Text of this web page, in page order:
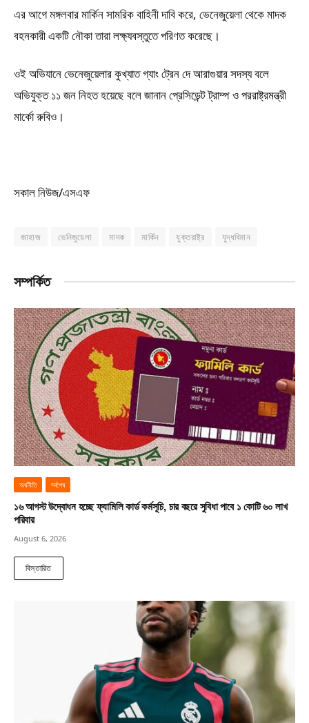
এর আগে মঙ্গলবার মার্কিন সামরিক বাহিনী দাবি করে, ভেনেজুয়েলা থেকে মাদক
বহনকারী একটি নৌকা তারা লক্ষ্যবস্তুতে পরিণত করেছে।
ওই অভিযানে ভেনেজুয়েলার কুখ্যাত গ্যাং ট্রেন দে আরাগুয়ার সদস্য বলে
অভিযুক্ত ১১ জন নিহত হয়েছে বলে জানান প্রেসিডেন্ট ট্রাম্প ও পররাষ্ট্রমন্ত্রী
মার্কো রুবিও।
সকাল নিউজ/এসএফ
জাহাজ ভেনিজুয়েলা মাদক মার্কিন যুক্তরাষ্ট্র যুদ্ধবিমান
সম্পর্কিত
অর্থনীতি সর্বশেষ
১৬ আগস্ট উদ্বোধন হচ্ছে ফ্যামিলি কার্ড কর্মসূচি, চার বছরে সুবিধা পাবে ১ কোটি ৬০ লাখ
পরিবার
August 6, 2026
বিস্তারিত